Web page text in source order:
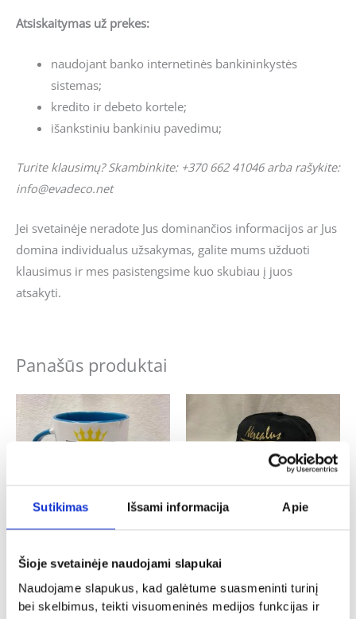
Sutikimas Išsami informacija Apie
Šioje svetainėje naudojami slapukai
Naudojame slapukus, kad galėtume suasmeninti turinį
bei skelbimus, teikti visuomeninės medijos funkcijas ir
Atsiskaitymas už prekes:
naudojant banko internetinės bankininkystės
sistemas;
kredito ir debeto kortele;
išankstiniu bankiniu pavedimu;
Turite klausimų? Skambinkite: +370 662 41046 arba rašykite:
info@evadeco.net
Jei svetainėje neradote Jus dominančios informacijos ar Jus
domina individualus užsakymas, galite mums užduoti
klausimus ir mes pasistengsime kuo skubiau į juos
atsakyti.
Panašūs produktai
Krikštynos
Puodelis „Krikšto tėčio”
12.00€
Krikštynos
Kepurė „Nerealus krikšto tėtis”
9.00€